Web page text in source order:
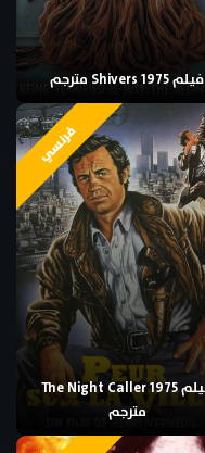
فيلم Shivers 1975 مترجم
فرنسي
فيلم The Night Caller 1975
مترجم